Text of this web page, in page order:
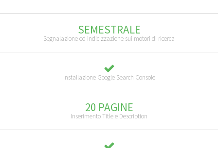
SEMESTRALE
Segnalazione ed indicizzazione sui motori di ricerca
Installazione Google Search Console
20 PAGINE
Inserimento Title e Description